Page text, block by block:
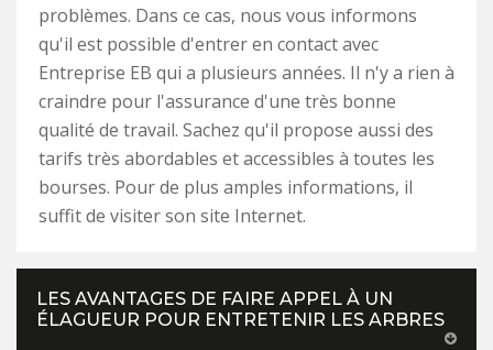
problèmes. Dans ce cas, nous vous informons
qu'il est possible d'entrer en contact avec
Entreprise EB qui a plusieurs années. Il n'y a rien à
craindre pour l'assurance d'une très bonne
qualité de travail. Sachez qu'il propose aussi des
tarifs très abordables et accessibles à toutes les
bourses. Pour de plus amples informations, il
suffit de visiter son site Internet.
LES AVANTAGES DE FAIRE APPEL À UN
ÉLAGUEUR POUR ENTRETENIR LES ARBRES